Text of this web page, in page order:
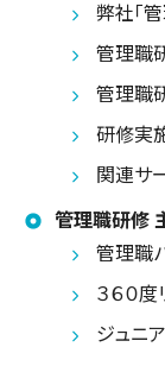
弊社「
管理職
管理職
研修実
関連サ
管理職研修
管理職
３６０
ジュニ